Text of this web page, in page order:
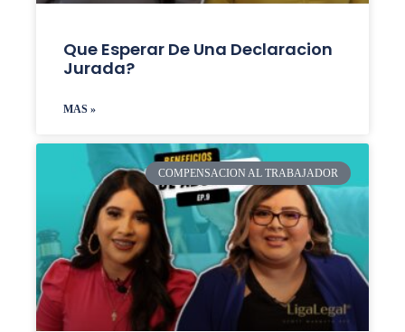
Que Esperar De Una Declaracion
Jurada?
MAS »
COMPENSACION AL TRABAJADOR